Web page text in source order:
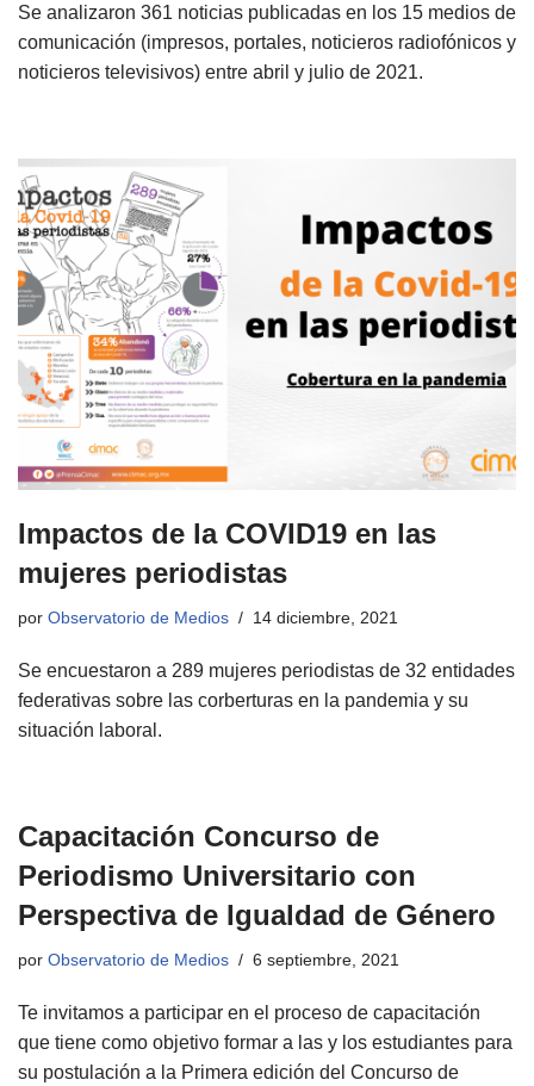
Se analizaron 361 noticias publicadas en los 15 medios de
comunicación (impresos, portales, noticieros radiofónicos y
noticieros televisivos) entre abril y julio de 2021.
Impactos de la COVID19 en las
mujeres periodistas
por Observatorio de Medios 14 diciembre, 2021
Se encuestaron a 289 mujeres periodistas de 32 entidades
federativas sobre las corberturas en la pandemia y su
situación laboral.
Capacitación Concurso de
Periodismo Universitario con
Perspectiva de Igualdad de Género
por Observatorio de Medios 6 septiembre, 2021
Te invitamos a participar en el proceso de capacitación
que tiene como objetivo formar a las y los estudiantes para
su postulación a la Primera edición del Concurso de